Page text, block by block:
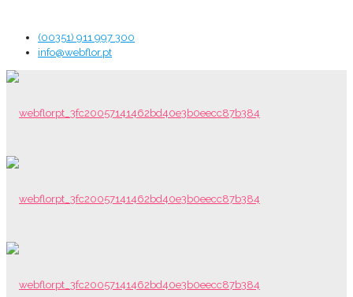
(00351) 911 997 300
info@webflor.pt